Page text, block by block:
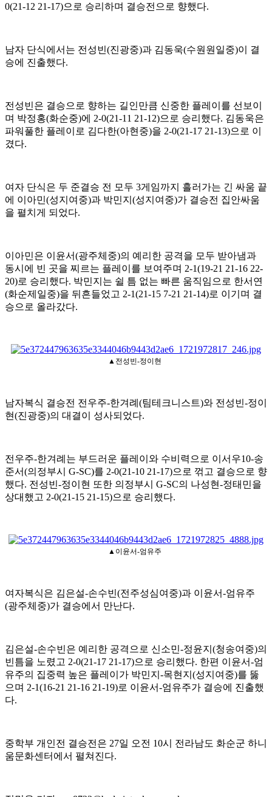
0(21-12 21-17)으로 승리하며 결승전으로 향했다.
남자 단식에서는 전성빈(진광중)과 김동욱(수원원일중)이 결
승에 진출했다.
전성빈은 결승으로 향하는 길인만큼 신중한 플레이를 선보이
며 박정홍(화순중)에 2-0(21-11 21-12)으로 승리했다. 김동욱은
파워풀한 플레이로 김다한(아현중)을 2-0(21-17 21-13)으로 이
겼다.
여자 단식은 두 준결승 전 모두 3게임까지 흘러가는 긴 싸움 끝
에 이아민(성지여중)과 박민지 (성지여중)가 결승전 집안싸움
을 펼치게 되었다.
이아민은 이윤서(광주체중)의 예리한 공격을 모두 받아냄과
동시에 빈 곳을 찌르는 플레이를 보여주며 2-1(19-21 21-16 22-
20)로 승리했다. 박민지는 쉴 틈 없는 빠른 움직임으로 한서연
(화순제일중)을 뒤흔들었고 2-1(21-15 7-21 21-14)로 이기며 결
승으로 올라갔다.
▲ 전성빈-정이현
남자복식 결승전 전우주-한겨례 (팀테크니스트)와 전성빈-정이
현(진광중)의 대결이 성사되었다.
전우주-한겨례는 부드러운 플레이와 수비력으로 이서우10-송
준서(의정부시 G-SC)를 2-0(21-10 21-17)으로 꺾고 결승으로 향
했다. 전성빈-정이현 또한 의정부시 G-SC의 나성현-정태민을
상대했고 2-0(21-15 21-15)으로 승리했다.
▲이윤서-엄유주
여자복식은 김은설-손수빈(전주성심여중)과 이윤서-엄유주
(광주체중)가 결승에서 만난다.
김은설-손수빈은 예리한 공격으로 신소민-정윤지 (청송여중)의
빈틈을 노렸고 2-0(21-17 21-17)으로 승리했다. 한편 이윤서-엄
유주의 집중력 높은 플레이가 박민지 -목현지 (성지여중)를 뚫
으며 2-1(16-21 21-16 21-19)로 이윤서-엄유주가 결승에 진출했
다.
중학부 개인전 결승전은 27일 오전 10시 전라남도 화순군 하니
움문화센터에서 펼쳐진다.